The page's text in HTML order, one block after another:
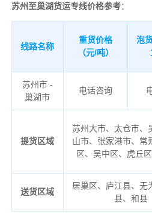
苏州至巢湖货运专线价格参考：
线路名称
重货价格
（元/吨）
泡
苏州市 -
巢湖市
电话咨询
提货区域
苏州大市、太仓市、
山市、张家港市、常
区、吴中区、虎丘
送货区域
居巢区、庐江县、无
县、和县